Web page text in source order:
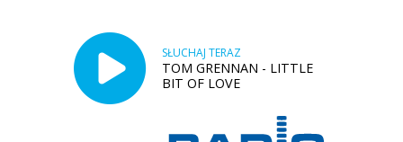
SŁUCHAJ TERAZ
TOM GRENNAN - LITTLE
BIT OF LOVE